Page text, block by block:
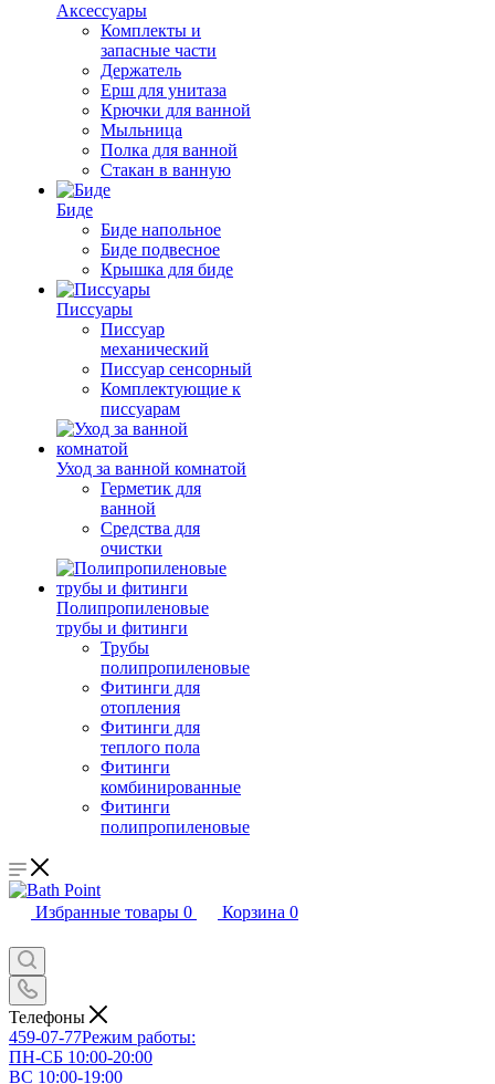
Аксессуары
Комплекты и
запасные части
Держатель
Ерш для унитаза
Крючки для ванной
Мыльница
Полка для ванной
Стакан в ванную
Биде
Биде напольное
Биде подвесное
Крышка для биде
Писсуары
Писсуар
механический
Писсуар сенсорный
Комплектующие к
писсуарам
Уход за ванной комнатой
Герметик для
ванной
Средства для
очистки
Полипропиленовые
трубы и фитинги
Трубы
полипропиленовые
Фитинги для
отопления
Фитинги для
теплого пола
Фитинги
комбинированные
Фитинги
полипропиленовые
Избранные товары 0 Корзина 0
Телефоны
459-07-77Режим работы:
ПН-СБ 10:00-20:00
ВС 10:00-19:00